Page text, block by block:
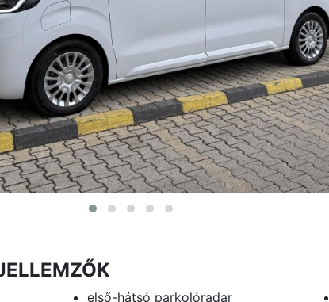
első-hátsó parkolóradar